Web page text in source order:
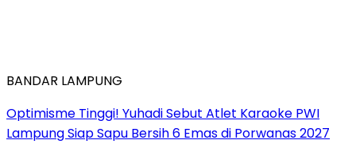
BANDAR LAMPUNG
Optimisme Tinggi! Yuhadi Sebut Atlet Karaoke PWI
Lampung Siap Sapu Bersih 6 Emas di Porwanas 2027